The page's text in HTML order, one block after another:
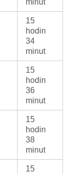
minut
15
hodin
34
minut
15
hodin
36
minut
15
hodin
38
minut
15